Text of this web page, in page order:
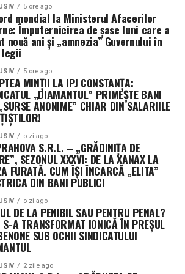
5 ore ago
mondial la Ministerul Afacerilor
Împuternicirea de șase luni care a
nouă ani și „amnezia” Guvernului în
5 ore ago
MINȚII LA IPJ CONSTANȚA:
„DIAMANTUL” PRIMEȘTE BANI
ANONIME” CHIAR DIN SALARIILE
o zi ago
S.R.L. – „GRĂDINIȚA DE
SEZONUL XXXVI: DE LA XANAX LA
FURATĂ. CUM ÎȘI ÎNCARCĂ „ELITA”
DIN BANI PUBLICI
o zi ago
DE LA PENIBIL SAU PENTRU PENAL?
S-A TRANSFORMAT IONICĂ ÎN PREȘUL
SUB OCHII SINDICATULUI
2 zile ago